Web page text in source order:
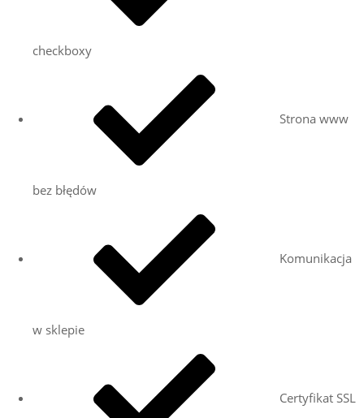
checkboxy
Strona www
bez błędów
Komunikacja
w sklepie
Certyfikat SSL